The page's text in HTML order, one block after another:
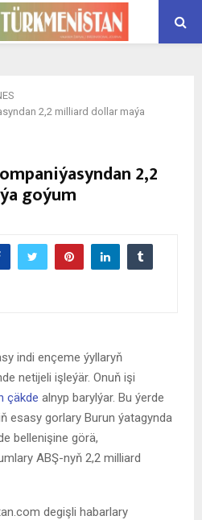
2,2 milliard dollar maýa
2,2
goýum
indi ençeme ýyllaryň
netijeli işleýär. Onuň işi
çäkde alnyp barylýar. Bu ýerde
esasy gorlary Burun ýatagynda
bellenişine görä,
ABŞ-nyň 2,2 milliard
degişli habarlary